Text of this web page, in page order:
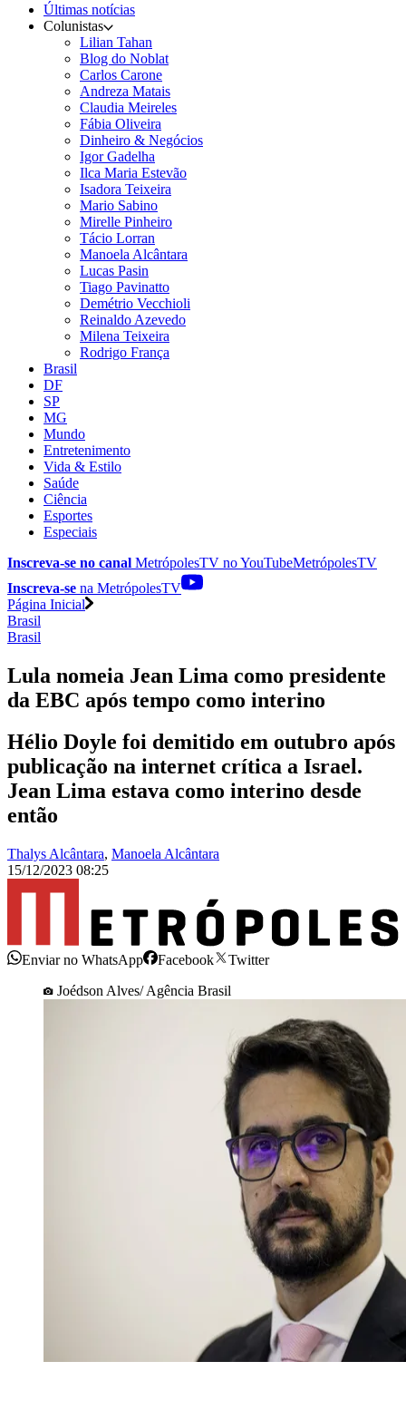
Últimas notícias
Colunistas
Lilian Tahan
Blog do Noblat
Carlos Carone
Andreza Matais
Claudia Meireles
Fábia Oliveira
Dinheiro & Negócios
Igor Gadelha
Ilca Maria Estevão
Isadora Teixeira
Mario Sabino
Mirelle Pinheiro
Tácio Lorran
Manoela Alcântara
Lucas Pasin
Tiago Pavinatto
Demétrio Vecchioli
Reinaldo Azevedo
Milena Teixeira
Rodrigo França
Brasil
DF
SP
MG
Mundo
Entretenimento
Vida & Estilo
Saúde
Ciência
Esportes
Especiais
Inscreva-se no canal MetrópolesTV noYouTubeMetrópolesTV
Inscreva-se na MetrópolesTV
Página Inicial
Brasil
Brasil
Lula nomeia Jean Lima como presidente
da EBC após tempo como interino
Hélio Doyle foi demitido em outubro após
publicação na internet crítica a Israel.
Jean Lima estava como interino desde
então
Thalys Alcântara, Manoela Alcântara
15/12/2023 08:25
Enviar no WhatsApp Facebook
Twitter
Joédson Alves/ Agência Brasil